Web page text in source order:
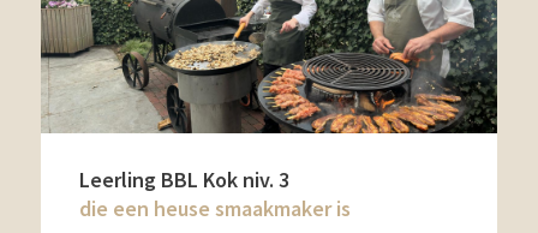
Leerling BBL Kok niv. 3
die een heuse smaakmaker is